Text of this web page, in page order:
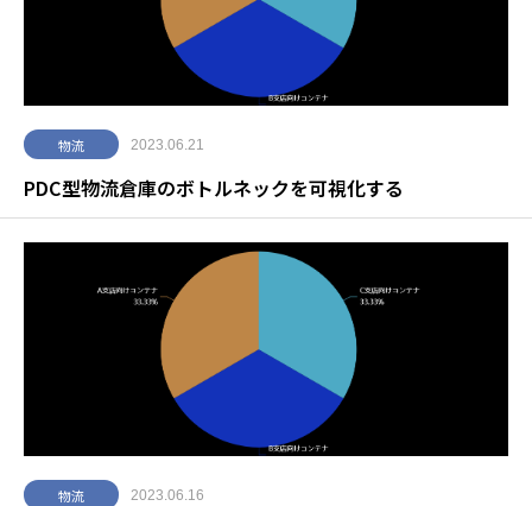
物流 2023.06.21
PDC型物流倉庫のボトルネックを可視化する
物流 2023.06.16